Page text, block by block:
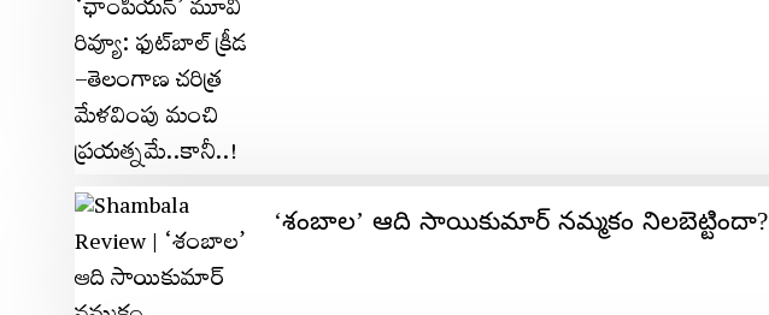
‘శంబాల’ ఆది సాయికుమార్ నమ్మకం నిలబెట్టిందా?